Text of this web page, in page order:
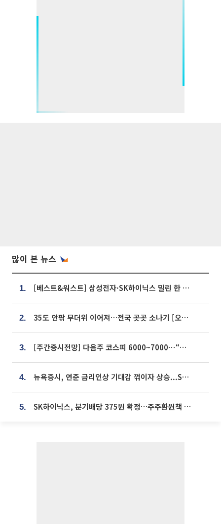
많이 본 뉴스
1. [베스트&워스트] 삼성전자·SK하이닉스 밀린 한 주…상상인증권은 85% 급등
2. 35도 안팎 무더위 이어져…전국 곳곳 소나기 [오늘 날씨]
3. [주간증시전망] 다음주 코스피 6000~7000⋯“外人 수급은 정책이 변수”
4. 뉴욕증시, 연준 금리인상 기대감 꺾이자 상승...S&P500 사상 최고치 [종합]
5. SK하이닉스, 분기배당 375원 확정…주주환원책 9월로 앞당겨 발표